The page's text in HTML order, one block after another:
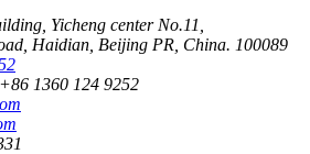
Yicheng center No.11,
Haidian, Beijing PR, China. 100089
1360 124 9252